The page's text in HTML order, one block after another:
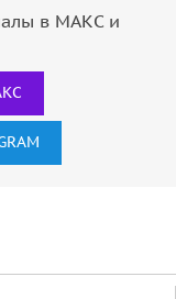
в МАКС и